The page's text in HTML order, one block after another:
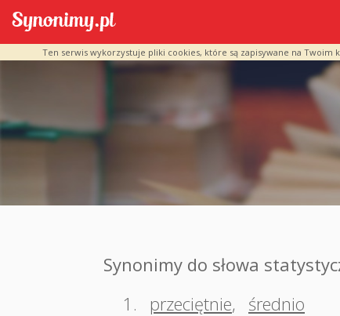
Ten serwis wykorzystuje pliki cookies, które są zapisywane na
Synonimy do słowa
1.
przeciętnie, średnio